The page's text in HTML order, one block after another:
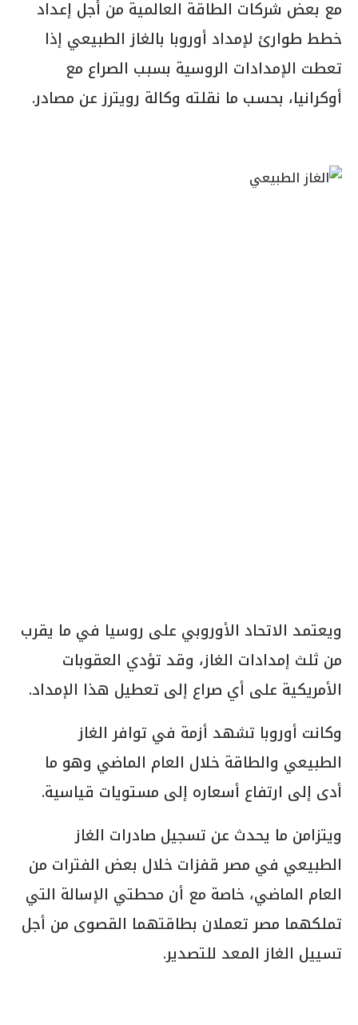
مع بعض شركات الطاقة العالمية من أجل إعداد
خطط طوارئ لإمداد أوروبا بالغاز الطبيعي إذا
تعطت الإمدادات الروسية بسبب الصراع مع
أوكرانيا، بحسب ما نقلته وكالة رويترز عن مصادر.
ويعتمد الاتحاد الأوروبي على روسيا في ما يقرب
من ثلث إمدادات الغاز، وقد تؤدي العقوبات
الأمريكية على أي صراع إلى تعطيل هذا الإمداد.
وكانت أوروبا تشهد أزمة في توافر الغاز
الطبيعي والطاقة خلال العام الماضي وهو ما
أدى إلى ارتفاع أسعاره إلى مستويات قياسية.
ويتزامن ما يحدث عن تسجيل صادرات الغاز
الطبيعي في مصر قفزات خلال بعض الفترات من
العام الماضي، خاصة مع أن محطتي الإسالة التي
تملكهما مصر تعملان بطاقتهما القصوى من أجل
تسييل الغاز المعد للتصدير.